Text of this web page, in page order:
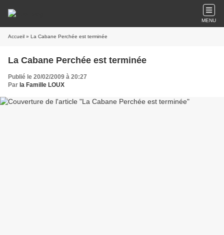
MENU
Accueil » La Cabane Perchée est terminée
La Cabane Perchée est terminée
Publié le 20/02/2009 à 20:27
Par la Famille LOUX